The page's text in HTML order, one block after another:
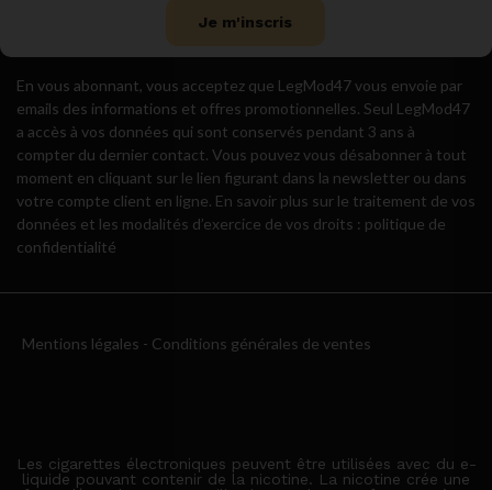
Je m'inscris
En vous abonnant, vous acceptez que LegMod47 vous envoie par
emails des informations et offres promotionnelles. Seul LegMod47
a accès à vos données qui sont conservés pendant 3 ans à
compter du dernier contact. Vous pouvez vous désabonner à tout
moment en cliquant sur le lien figurant dans la newsletter ou dans
votre compte client en ligne. En savoir plus sur le traitement de vos
données et les modalités d’exercice de vos droits : politique de
confidentialité
Mentions légales - Conditions générales de ventes
Les cigarettes électroniques peuvent être utilisées avec du e-
liquide pouvant contenir de la nicotine. La nicotine crée une